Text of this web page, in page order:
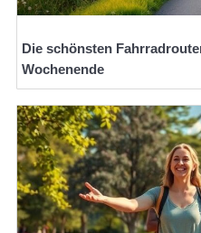
Die schönsten
Wochenende